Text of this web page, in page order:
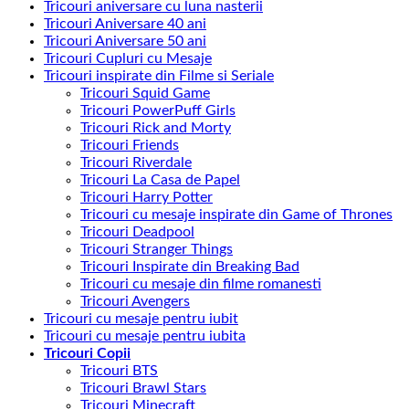
Tricouri aniversare cu luna nasterii
Tricouri Aniversare 40 ani
Tricouri Aniversare 50 ani
Tricouri Cupluri cu Mesaje
Tricouri inspirate din Filme si Seriale
Tricouri Squid Game
Tricouri PowerPuff Girls
Tricouri Rick and Morty
Tricouri Friends
Tricouri Riverdale
Tricouri La Casa de Papel
Tricouri Harry Potter
Tricouri cu mesaje inspirate din Game of Thrones
Tricouri Deadpool
Tricouri Stranger Things
Tricouri Inspirate din Breaking Bad
Tricouri cu mesaje din filme romanesti
Tricouri Avengers
Tricouri cu mesaje pentru iubit
Tricouri cu mesaje pentru iubita
Tricouri Copii
Tricouri BTS
Tricouri Brawl Stars
Tricouri Minecraft